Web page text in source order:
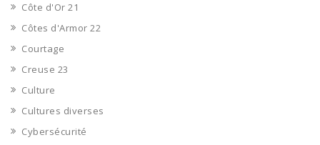
Côte d'Or 21
Côtes d'Armor 22
Courtage
Creuse 23
Culture
Cultures diverses
Cybersécurité